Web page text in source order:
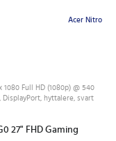
Acer Nitro
1080 Full HD (1080p) @ 540
DisplayPort, hyttalere, svart
27" FHD Gaming